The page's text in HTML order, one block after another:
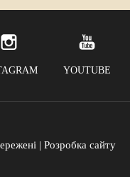
YOUTUBE
| Розробка сайту